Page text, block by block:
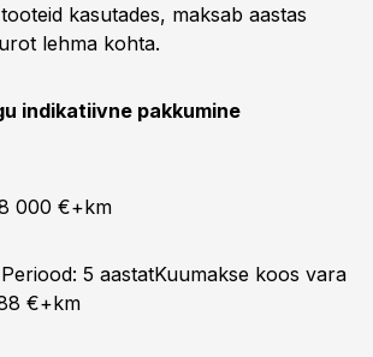
kasutades, maksab aastas
lehma kohta.
indikatiivne pakkumine
000 €+km
5 aastatKuumakse koos vara
€+km